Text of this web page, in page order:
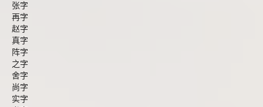
张字
再字
赵字
真字
阵字
之字
舍字
尚字
实字